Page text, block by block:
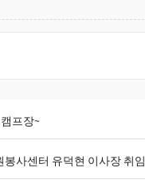
프장~
봉사센터 유덕현 이사장 취임